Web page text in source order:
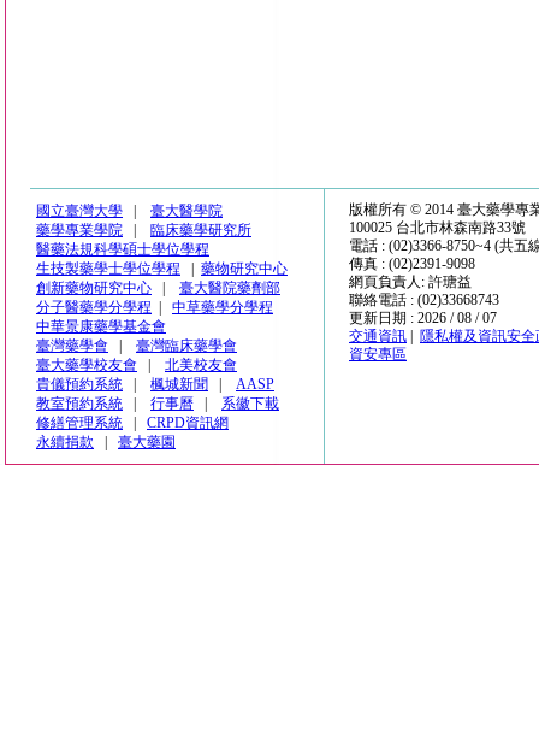
國立臺灣大學
臺大醫學院
藥學專業學院
臨床藥學研究所
醫藥法規科學碩士學位學程
生技製藥學士學位學程
藥物研究中心
創新藥物研究中心
臺大醫院藥劑部
分子醫藥學分學程
中草藥學分學程
中華景康藥學基金會
臺灣藥學會
臺灣臨床藥學會
臺大藥學校友會
北美校友會
貴儀預約系統
楓城新聞
AASP
教室預約系統
行事曆
系徽下載
修繕管理系統
CRPD資訊網
永續捐款
臺大藥園
版權所有 © 2014 臺大藥學專
100025 台北市林森南路33號
電話 : (02)3366-8750~4 (共五
傳真 : (02)2391-9098
網頁負責人: 許瑭益
聯絡電話 : (02)33668743
更新日期 : 2026 / 08 / 07
交通資訊
隱私權及資訊安全
資安專區